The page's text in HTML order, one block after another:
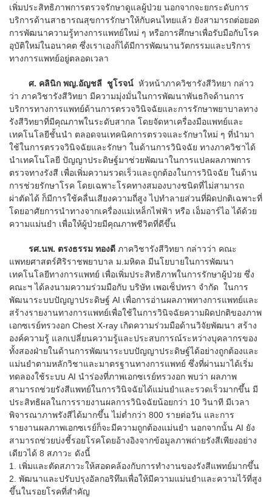
เพิ่มประสิทธิภาพการตรวจรักษาดูแลผู้ป่วย นอกจากจะยกระดับการ
บริการด้านสาธารณสุขการรักษาให้กับคนไทยแล้ว ยังสามารถต่อยอด
การพัฒนาความรู้ทางการแพทย์ใหม่ ๆ หรือการศึกษาเพื่อรับมือกับโรค
อุบัติใหม่ในอนาคต ซึ่งเราเองก็ได้มีการพัฒนานวัตกรรมและบริการ
ทางการแพทย์อยู่ตลอดเวลา
ศ. คลินิก พญ.อัญชลี ชูโรจน์ หัวหน้าภาควิชารังสีวิทยา กล่าว
ว่า ภาควิชารังสีวิทยา มีความมุ่งมั่นในการพัฒนาพันธกิจด้านการ
บริการทางการแพทย์ด้านการตรวจวินิจฉัยและการรักษาพยาบาลทาง
รังสีวิทยาที่มีคุณภาพในระดับสากล โดยจัดหาเครื่องมือแพทย์และ
เทคโนโลยีชั้นนำ ตลอดจนเทคนิคการตรวจและรักษาใหม่ ๆ ที่นำมา
ใช้ในการตรวจวินิจฉัยและรักษา ในด้านการวินิจฉัย ทางภาควิชาได้
นำเทคโนโลยี ปัญญาประดิษฐ์มาช่วยพัฒนาในการแปลผลภาพการ
ตรวจทางรังสี เพื่อเพิ่มความรวดเร็วและถูกต้องในการวินิจฉัย ในด้าน
การช่วยรักษาโรค โดยเฉพาะโรคทางสมองบางชนิดที่ไม่สามารถ
ผ่าตัดได้ ก็มีการใช้คลื่นเสียงความถี่สูง ไปทำลายส่วนที่ผิดปกติเฉพาะที่
โดยอาศัยการนำทางจากเครื่องแม่เหล็กไฟฟ้า หรือ เอ็มอาร์ไอ ได้ด้วย
ความแม่นยำ เพื่อให้ผู้ป่วยมีคุณภาพชีวิตที่ดีขึ้น
รศ.นพ. ตรงธรรม ทองดี ภาควิชารังสีวิทยา กล่าวว่า คณะ
แพทยศาสตร์ศิริราชพยาบาล ม.มหิดล มีนโยบายในการพัฒนา
เทคโนโลยีทางการแพทย์ เพื่อเพิ่มประสิทธิภาพในการรักษาผู้ป่วย ซึ่ง
คณะฯ ได้ลงนามความร่วมมือกับ บริษัท เพอเซ็ปทรา จำกัด ในการ
พัฒนาระบบปัญญาประดิษฐ์ AI เพื่อการอ่านผลภาพทางการแพทย์และ
สร้างรายงานทางการแพทย์เพื่อใช้ในการวินิจฉัยความผิดปกติของภาพ
เอกซเรย์ทรวงอก Chest X-ray เกิดความร่วมมือด้านวิจัยพัฒนา สร้าง
องค์ความรู้ แลกเปลี่ยนความรู้และประสบการณ์ระหว่างบุคลากรของ
ทั้งสองฝ่ายในด้านการพัฒนาระบบปัญญาประดิษฐ์ได้อย่างถูกต้องและ
แม่นยำตามหลักวิชาและมาตรฐานทางการแพทย์ ซึ่งที่ผ่านมาได้เริ่ม
ทดลองใช้ระบบ AI นำร่องที่ภาพเอกซเรย์ทรวงอก พบว่า ผลภาพ
สามารถช่วยรังสีแพทย์ในการวินิจฉัยได้แม่นยำและรวดเร็วมากขึ้น มี
ประสิทธิผลในการรายงานผลการวินิจฉัยน้อยกว่า 10 วินาที มีเวลา
พิจารณาภาพรังสีได้มากขึ้น ไม่ต่ำกว่า 800 รายต่อวัน และการ
รายงานผลภาพเอกซเรย์ก็จะมีความถูกต้องแม่นยำ นอกจากนั้น AI ยัง
สามารถช่วยบ่งชี้รอยโรคโดยอ้างอิงจากข้อมูลภาพถ่ายรังสีเพียงอย่าง
เดียวได้ 8 สภาวะ ดังนี้
1. เพิ่มและตัดสภาวะให้สอดคล้องกับการทำงานของรังสีแพทย์มากขึ้น
2. พัฒนาและปรับปรุงอัลกอริทึมเพื่อให้มีความแม่นยำและความไว้ที่สูง
ขึ้นในรอยโรคที่สำคัญ